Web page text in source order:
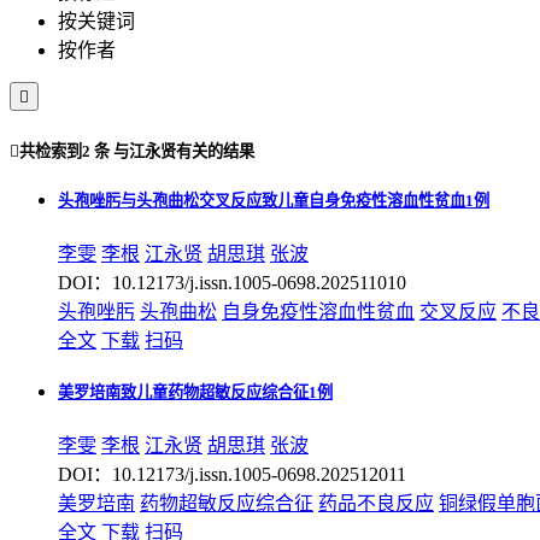
按关键词
按作者

共检索到 2 条与江永贤有关的结果
头孢唑肟与头孢曲松交叉反应致儿童自身免疫性溶血性贫血1例
李雯 李根 江永贤 胡思琪 张波
DOI：10.12173/j.issn.1005-0698.202511010
头孢唑肟 头孢曲松 自身免疫性溶血性贫血 交叉反应 不
全文 下载 扫码
美罗培南致儿童药物超敏反应综合征1例
李雯 李根 江永贤 胡思琪 张波
DOI：10.12173/j.issn.1005-0698.202512011
美罗培南 药物超敏反应综合征 药品不良反应 铜绿假单胞
全文 下载 扫码